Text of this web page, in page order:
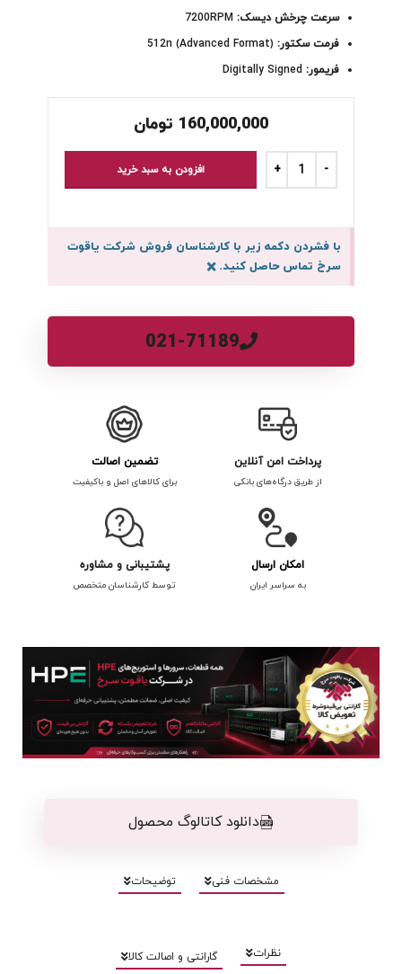
سرعت چرخش دیسک: 7200RPM
فرمت سکتور: 512n (Advanced Format)
فریمور:
160,000,000 تومان
افزودن به سبد خرید
با فشردن دکمه زیر با کارشناسان فروش شرکت یاقوت
سرخ تماس حاصل کنید.×
021-71189
پرداخت امن آنلاین
از طریق درگاه‌های بانکی
تضمین اصالت
برای کالاهای اصل و باکیفیت
امکان ارسال
به سراسر ایران
پشتیبانی و مشاوره
توسط کارشناسان متخصص
دانلود کاتالوگ محصول
مشخصات فنی توضیحات
نظرات گارانتی و اصالت کالا